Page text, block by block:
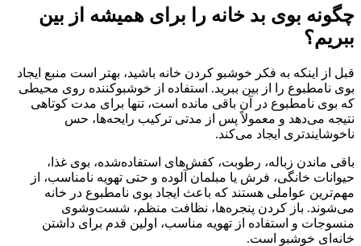
چگونه بوی بد خانه را برای همیشه از بین
ببریم؟
قبل از اینکه به فکر خوشبو کردن خانه باشید، بهتر است منبع ایجاد
بوی نامطبوع را از بین ببرید. استفاده از خوشبوکننده روی محیطی
که بوی نامطبوع در آن باقی مانده است، تنها برای مدت کوتاهی
نتیجه می‌دهد و معمولاً پس از مدتی ترکیب رایحه‌ها، حس
ناخوشایندتری ایجاد می‌کند.
باقی ماندن زباله، رطوبت، کفش‌های استفاده‌شده، بوی غذا،
حیوانات خانگی، فرش یا مبلمان آلوده و حتی تهویه نامناسب، از
مهم‌ترین عواملی هستند که باعث ایجاد بوی نامطبوع در خانه
می‌شوند. باز کردن پنجره‌ها، نظافت منظم، شست‌وشوی
منسوجات و استفاده از تهویه مناسب، اولین قدم برای داشتن
خانه‌ای خوشبو است.